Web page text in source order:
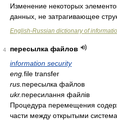
Изменение некоторых
данных, не затрагивающее
English-Russian dictionary of
4
пересылка файлов
information security
eng. file transfer
rus. пересылка файлов
ukr. пересилання файлів
Процедура перемещения
части между открытыми